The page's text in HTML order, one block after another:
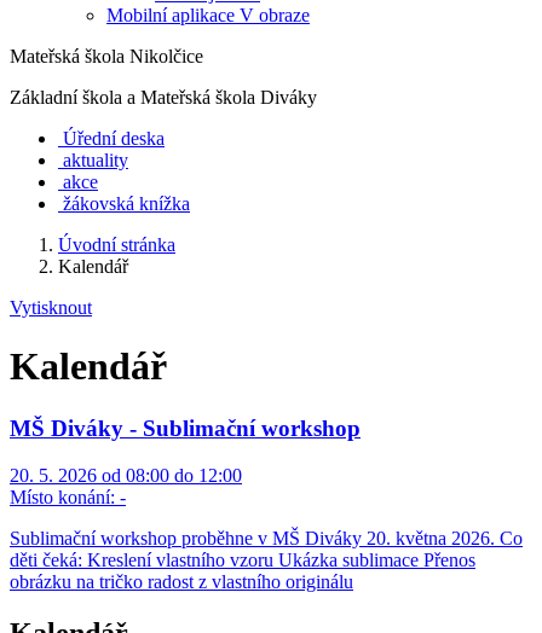
Mobilní aplikace V obraze
Mateřská škola Nikolčice
Základní škola a Mateřská škola Diváky
Úřední deska
aktuality
akce
žákovská knížka
Úvodní stránka
Kalendář
Vytisknout
Kalendář
MŠ Diváky - Sublimační workshop
20. 5. 2026 od 08:00 do 12:00
Místo konání: -
Sublimační workshop proběhne v MŠ Diváky 20. května 2026. Co
děti čeká: Kreslení vlastního vzoru Ukázka sublimace Přenos
obrázku na tričko radost z vlastního originálu